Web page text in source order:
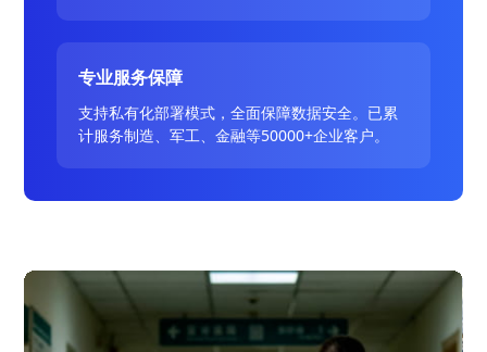
专业服务保障
支持私有化部署模式，全面保障数据安全。已累
计服务制造、军工、金融等50000+企业客户。